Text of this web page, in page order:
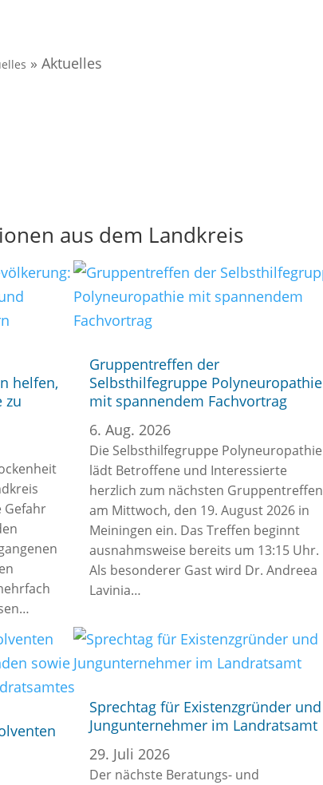
» Aktuelles
aus dem Landkreis
helfen,
zu
Gefahr
Gruppentreffen der
Selbsthilfegruppe Polyneuropathie
mit spannendem Fachvortrag
6. Aug. 2026
Die Selbsthilfegruppe Polyneuropathie
lädt Betroffene und Interessierte
herzlich zum nächsten Gruppentreffen
am Mittwoch, den 19. August 2026 in
Meiningen ein. Das Treffen beginnt
ausnahmsweise bereits um 13:15 Uhr.
Als besonderer Gast wird Dr. Andreea
Lavinia…
Sprechtag für Existenzgründer und
Jungunternehmer im Landratsamt
29. Juli 2026
Der nächste Beratungs- und